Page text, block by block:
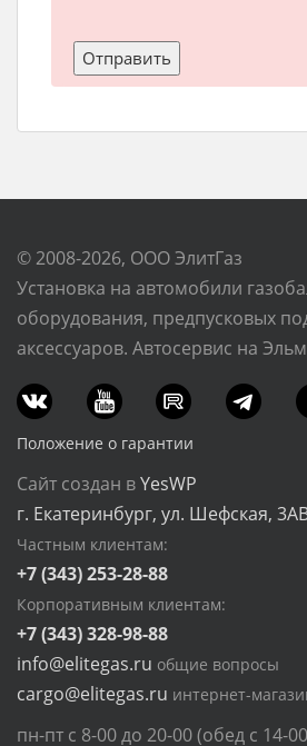
© 2008-2026, ООО ЭлитГаз
Установка на автомобили
оборудования, предпусковых
аксессуаров. Автосервис на
Положение о гарантии
Сайт создан вYesWP
г. Екатеринбург, ул. Шефская,
Частным клиентам:
+7 (343) 253-28-88
Корпоративным клиентам:
+7 (343) 328-98-88
info@elitegas.ru общие вопросы
cargo@elitegas.ru интернет-
пн-пт с 8-00 до 20-00 (обед с 14-